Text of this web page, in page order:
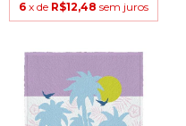
6 x de R$12,48 sem juros